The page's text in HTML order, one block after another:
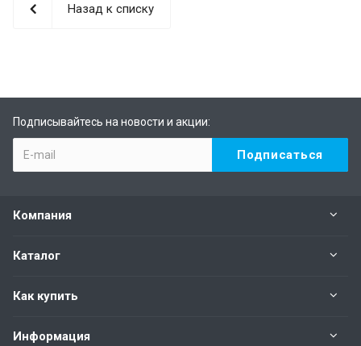
Назад к списку
Подписывайтесь на новости и акции:
Компания
Каталог
Как купить
Информация